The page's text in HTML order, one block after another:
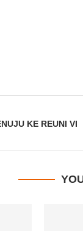
KE REUNI VI